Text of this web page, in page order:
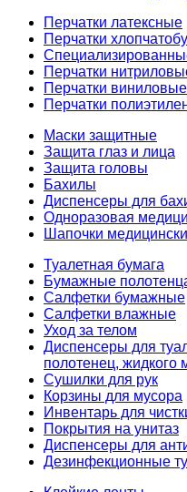
Перчатки латексные
Перчатки
Перчатки
Перчатки виниловые
Перчатки
Маски защитные
Защита глаз и лица
Защита головы
Бахилы
Диспенсеры для
Одноразовая
Шапочки
Туалетная бумага
Бумажные
Салфетки бумажные
Салфетки влажные
Уход за телом
Диспенсеры для
полотенец, жидкого
Сушилки для рук
Корзины для мусора
Инвентарь для
Покрытия на унитаз
Диспенсеры для
Дезинфекционные